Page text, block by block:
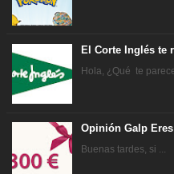
El Corte Inglés te
Hola, ¿Qué te parece
Opinión Galp
Buenas tardes, si ...